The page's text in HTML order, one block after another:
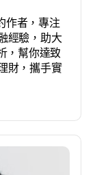
作者，專注
經驗，助大
，幫你達致
財，攜手實